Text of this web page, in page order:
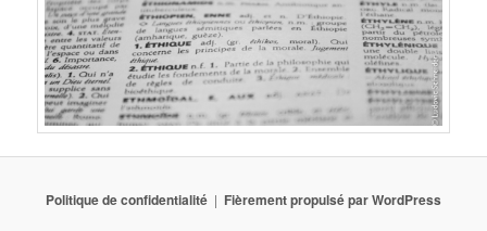
Politique de confidentialité Fièrement propulsé par WordPress